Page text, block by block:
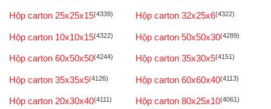
Hộp carton 25x25x15(4339) Hộp carton 32x25x6(4322)
Hộp carton 10x10x15(4322) Hộp carton 50x50x30(4289)
Hộp carton 60x50x50(4244) Hộp carton 35x30x5(4151)
Hộp carton 35x35x5(4126) Hộp carton 60x60x40(4113)
Hộp carton 20x30x40(4111) Hộp carton 80x25x10(4061)